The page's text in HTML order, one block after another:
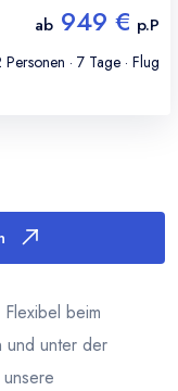
ab 949 € p.P
Personen · 7 Tage · Flug
beim
und unter der